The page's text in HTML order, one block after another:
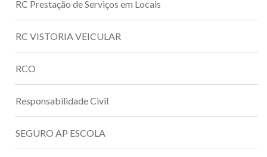
RC Prestação de Serviços em Locais
RC VISTORIA VEICULAR
RCO
Responsabilidade Civil
SEGURO AP ESCOLA